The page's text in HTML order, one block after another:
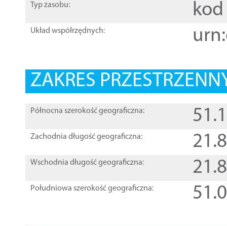
Typ zasobu: kod
Układ współrzędnych:
ZAKRES
Północna szerokość geograficzna:
Zachodnia długość geograficzna:
Wschodnia długość geograficzna:
Południowa szerokość geograficzna: